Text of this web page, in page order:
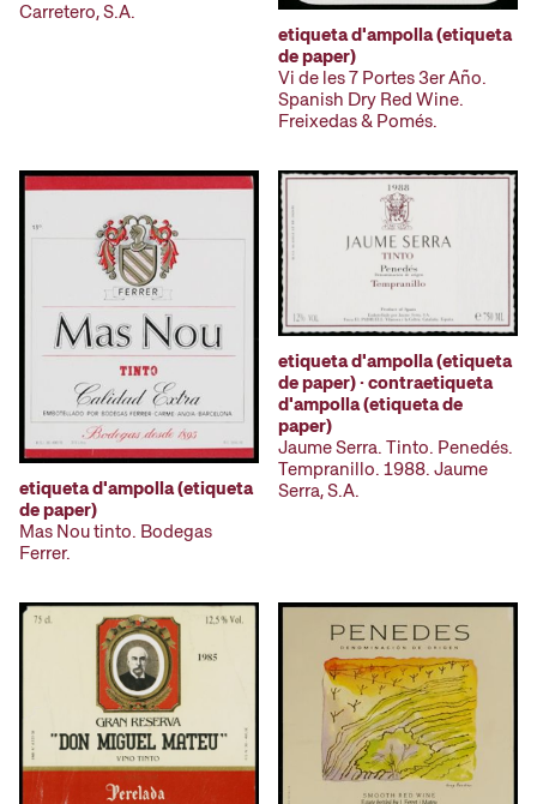
Carretero, S.A.
etiqueta d'ampolla (etiqueta
de paper)
Vi de les 7 Portes 3er Año.
Spanish Dry Red Wine.
Freixedas & Pomés.
etiqueta d'ampolla (etiqueta
de paper)
Mas Nou tinto. Bodegas
Ferrer.
etiqueta d'ampolla (etiqueta
de paper) · contraetiqueta
d'ampolla (etiqueta de
paper)
Jaume Serra. Tinto. Penedés.
Tempranillo. 1988. Jaume
Serra, S.A.